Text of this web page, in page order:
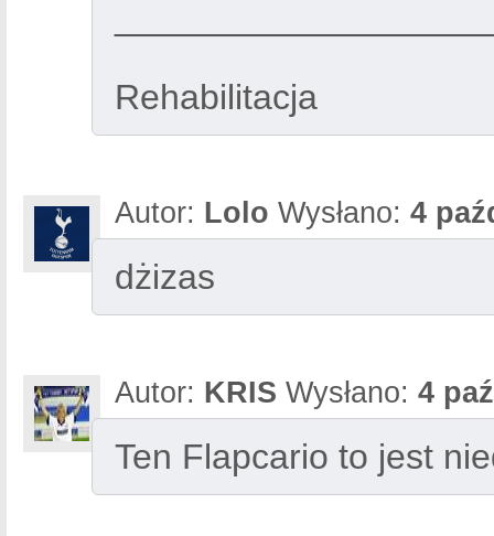
Rehabilitacja
Autor: Lolo Wysłano: 4
dżizas
Autor: KRIS Wysłano: 4
Ten Flapcario to jest